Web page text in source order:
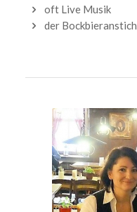
oft Live Musik
der Bockbieranstich